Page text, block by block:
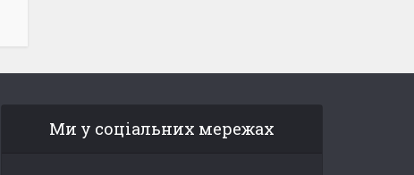
Ми у соціальних мережах